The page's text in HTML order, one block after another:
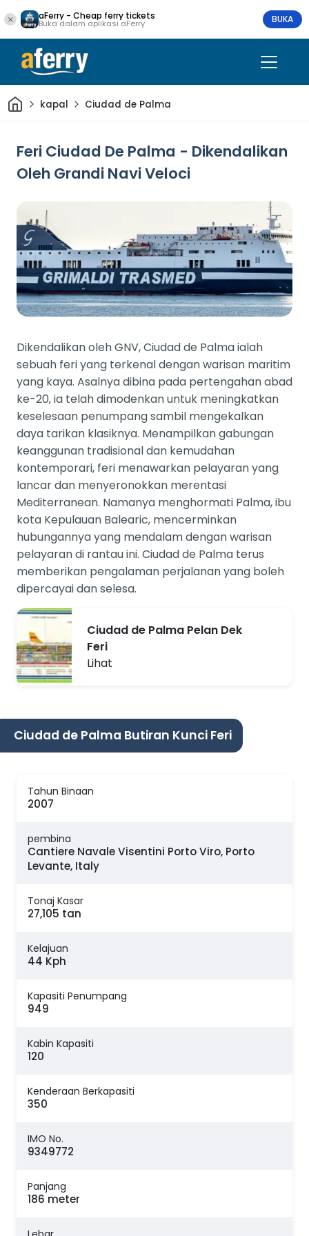
aFerry - Cheap ferry tickets
Buka dalam aplikasi aFerry BUKA
Rumah
kapal Ciudad de Palma
Feri Ciudad De Palma - Dikendalikan
Oleh Grandi Navi Veloci
Dikendalikan oleh GNV, Ciudad de Palma ialah
sebuah feri yang terkenal dengan warisan maritim
yang kaya. Asalnya dibina pada pertengahan abad
ke-20, ia telah dimodenkan untuk meningkatkan
keselesaan penumpang sambil mengekalkan
daya tarikan klasiknya. Menampilkan gabungan
keanggunan tradisional dan kemudahan
kontemporari, feri menawarkan pelayaran yang
lancar dan menyeronokkan merentasi
Mediterranean. Namanya menghormati Palma, ibu
kota Kepulauan Balearic, mencerminkan
hubungannya yang mendalam dengan warisan
pelayaran di rantau ini. Ciudad de Palma terus
memberikan pengalaman perjalanan yang boleh
dipercayai dan selesa.
Ciudad de Palma Pelan Dek
Feri
Lihat
Ciudad de Palma Butiran Kunci Feri
Tahun Binaan
2007
pembina
Cantiere Navale Visentini Porto Viro, Porto
Levante, Italy
Tonaj Kasar
27,105 tan
Kelajuan
44 Kph
Kapasiti Penumpang
949
Kabin Kapasiti
120
Kenderaan Berkapasiti
350
IMO No.
9349772
Panjang
186 meter